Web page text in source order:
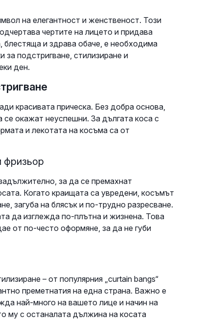
на елегантност и женственост. Този
чертите на лицето и придава
и здрава обаче, е необходима
за подстригване, стилизиране и
ден.
красивата прическа. Без добра основа,
окажат неуспешни. За дългата коса с
и лекотата на косъма са от
фризьор
за да се премахнат
Когато краищата са увредени, косъмът
загуба на блясък и по-трудно разресване.
да изглежда по-плътна и жизнена. Това
от по-често оформяне, за да не губи
– от популярния „curtain bangs“
преметнатия на една страна. Важно е
най-много на вашето лице и начин на
му с останалата дължина на косата